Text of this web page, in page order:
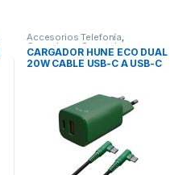
Accesorios Telefonía,
Cargadores Smartphones,
Movilidad
CARGADOR HUNE ECO DUAL
20W CABLE USB-C A USB-C